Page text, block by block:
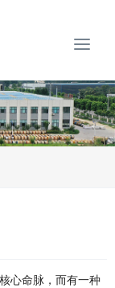
心命脉，而有一种